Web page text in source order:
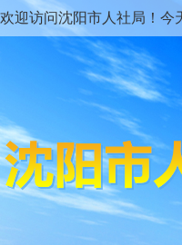
欢迎访问沈阳市人社局！今